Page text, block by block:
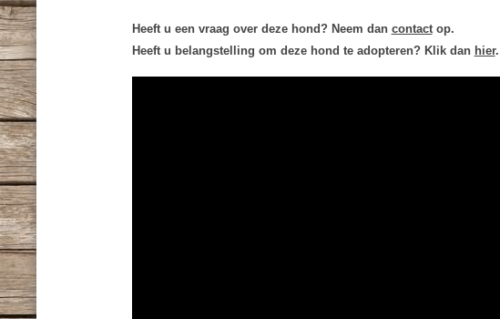
Heeft u een vraag over deze hond? Neem dan contactop.
Heeft u belangstelling om deze hond te adopteren? Klik dan hier.